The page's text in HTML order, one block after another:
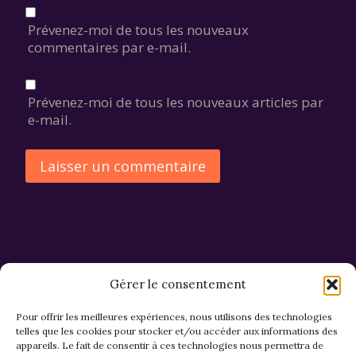
Gérer le consentement
Pour offrir les meilleures expériences, nous utilisons des technologies
telles que les cookies pour stocker et/ou accéder aux informations des
appareils. Le fait de consentir à ces technologies nous permettra de
Prévenez-moi de tous les nouveaux
commentaires par e-mail.
Prévenez-moi de tous les nouveaux articles par
e-mail.